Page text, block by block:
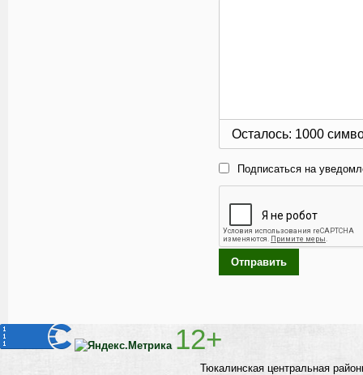
Осталось: 1000
Подписаться на
Отправить
12+
Тюкалинская центральная